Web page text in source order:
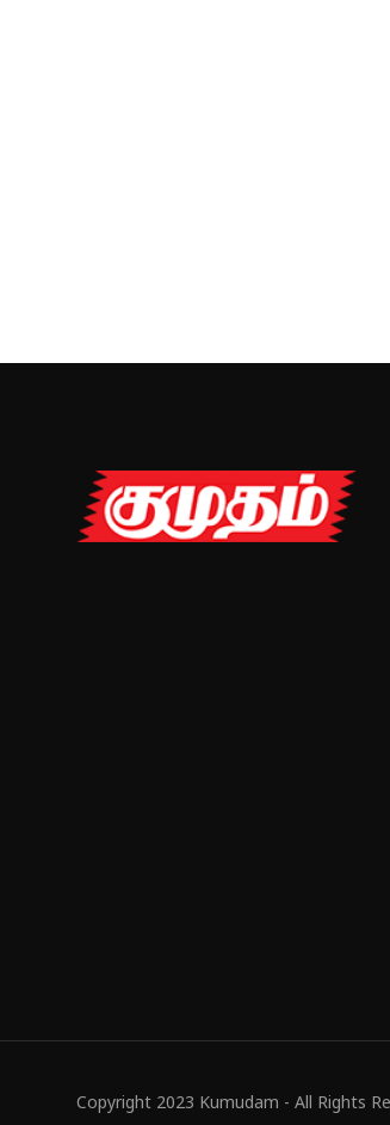
Copyright 2023 Kumudam - All Rights